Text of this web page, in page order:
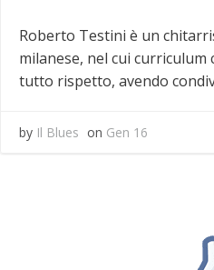
Roberto Testini è un
milanese, nel cui
tutto rispetto, avendo
by Il Blues on Gen 16